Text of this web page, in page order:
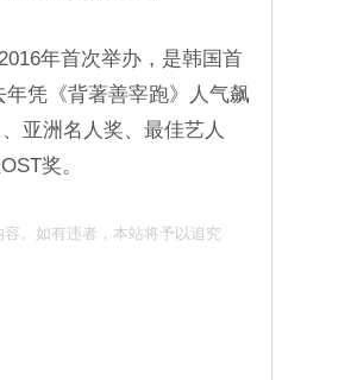
年首次举办，是韩国首
凭《背著善宰跑》人气飙
亚洲名人奖、最佳艺人
奖。
。如有违者，本站将予以追究